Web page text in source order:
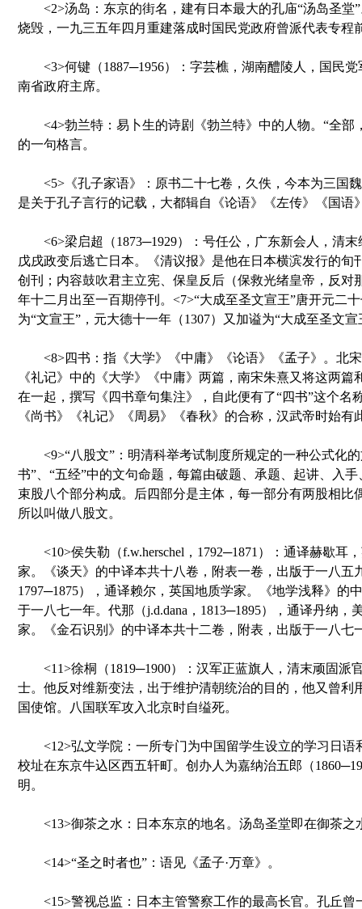
<2>汤岛：东京的街名，建有日本最大的孔庙“汤岛圣堂”
烧毁，一九三五年四月重建落成时国民党政府曾派代表专程
<3>何键（1887─1956）：字芸樵，湖南醴陵人，国民党
南省政府主席。
<4>勃兰特：易卜生的诗剧《勃兰特》中的人物。“全部
的一句格言。
<5>《孔子家语》：原书二十七卷，久佚，今本为三国
是关于孔子言行的记载，大都辑自《论语》《左传》《国语
<6>梁启超（1873─1929）：号任公，广东新会人，清末
戊戌政变后逃亡日本。《清议报》是他在日本横滨发行的旬
创刊；内容鼓吹君主立宪、保皇反后（保救光绪皇帝，反对
年十二月出至一百期停刊。<7>“大成至圣文宣王”唐开元二
为“文宣王”，元大德十一年（1307）又加谥为“大成至圣文宣
<8>四书：指《大学》《中庸》《论语》《孟子》。北
《礼记》中的《大学》《中庸》两篇，南宋朱熹又将这两篇
在一起，撰写《四书章句集注》，自此便有了“四书”这个名
《尚书》《礼记》《周易》《春秋》的合称，汉武帝时始有
<9>“八股文”：明清科举考试制度所规定的一种公式化的
书”、“五经”中的文句命题，每篇由破题、承题、起讲、入
束股八个部分构成。后四部分是主体，每一部分有两股相比
所以叫做八股文。
<10>侯失勒（f.w.herschel，1792─1871）：通译赫歇耳
家。《谈天》的中译本共十八卷，附表一卷，出版于一八五
1797─1875），通译赖尔，英国地质学家。《地学浅释》的
于一八七一年。代那（j.d.dana，1813─1895），通译丹纳，
家。《金石识别》的中译本共十二卷，附表，出版于一八七
<11>徐桐（1819─1900）：汉军正蓝旗人，清末顽固派
士。他反对维新变法，出于维护清朝统治的目的，他又曾利
国使馆。八国联军攻入北京时自缢死。
<12>弘文学院：一所专门为中国留学生设立的学习日语
校址在东京牛込区西五轩町。创办人为嘉纳治五郎（
明。
<13>御茶之水：日本东京的地名。汤岛圣堂即在御茶之
<14>“圣之时者也”：语见《孟子·万章》。
<15>警视总监：日本主管警察工作的最高长官。孔丘曾